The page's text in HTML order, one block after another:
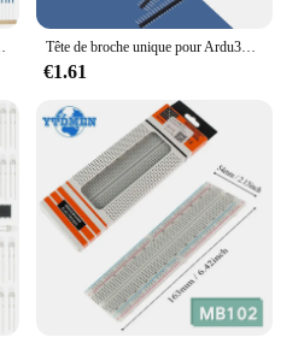
avec buzzer LED, résistance de puzzles Tête de broche unique pour Ardu37, 10 pièces, 1x40P, 2.54, connecteur 40 broches installable, bande PCB, kit de bricolage électronique
€1.61